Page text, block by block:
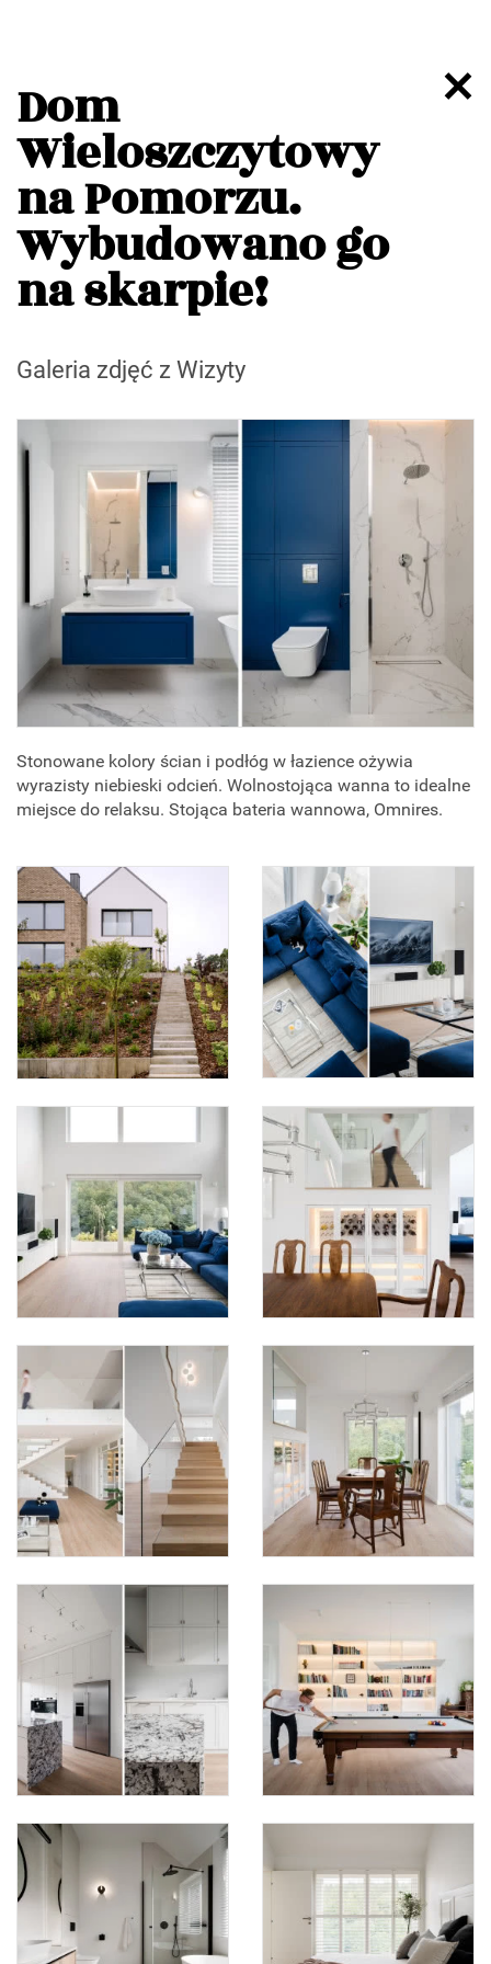
Dom
Wieloszczytowy
na Pomorzu.
Wybudowano go
na skarpie!
Galeria zdjęć z Wizyty
Stonowane kolory ścian i podłóg w łazience ożywia
wyrazisty niebieski odcień. Wolnostojąca wanna to idealne
miejsce do relaksu. Stojąca bateria wannowa, Omnires.